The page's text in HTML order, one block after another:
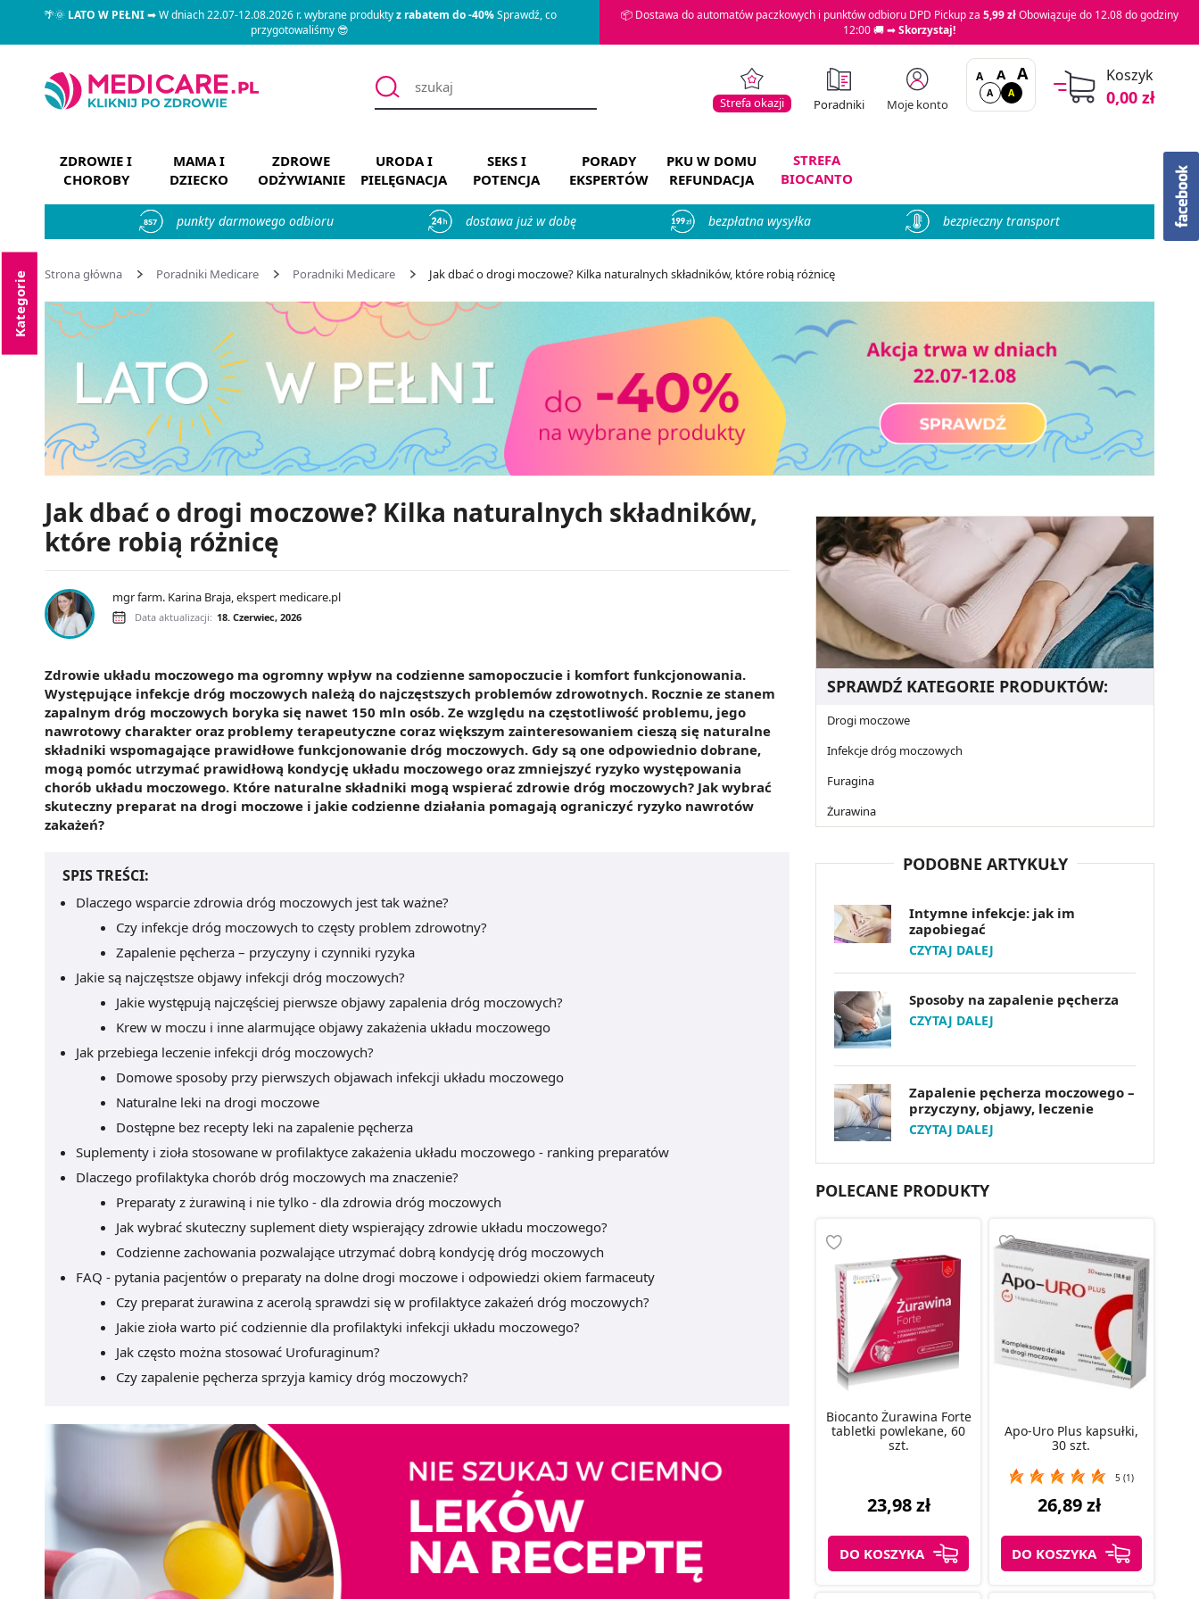
🌴🌞LATO W PEŁNI➡ W dniach 22.07-12.08.2026 r. wybrane produktyz rabatem do -40%Sprawdź, co
przygotowaliśmy 😎
📦 Dostawa do automatów paczkowych i punktów odbioru DPD Pickup za 5,99 złObowiązuje do 12.08 do godziny
12:00 🚚 ➡Skorzystaj!
Strefa okazji Poradniki Moje konto
A A A
A A
Koszyk
0,00 zł
ZDROWIE I
CHOROBY
MAMA I
DZIECKO
ZDROWE
ODŻYWIANIE
URODA I
PIELĘGNACJA
SEKS I
POTENCJA
PORADY
EKSPERTÓW
PKU W DOMU
REFUNDACJA
STREFA
BIOCANTO
857 punkty darmowego odbioru dostawa już w dobę bezpłatna wysyłka bezpieczny transport
Strona główna Poradniki Medicare Poradniki Medicare Jak dbać o drogi moczowe? Kilka naturalnych składników, które robią różnicę
Kategorie
Jak dbać o drogi moczowe? Kilka naturalnych składników,
które robią różnicę
mgr farm. Karina Braja, ekspert medicare.pl
Data aktualizacji: 18. Czerwiec, 2026
Zdrowie układu moczowego ma ogromny wpływ na codzienne samopoczucie i komfort funkcjonowania.
Występujące infekcje dróg moczowych należą do najczęstszych problemów zdrowotnych. Rocznie ze stanem
zapalnym dróg moczowych boryka się nawet 150 mln osób. Ze względu na częstotliwość problemu, jego
nawrotowy charakter oraz problemy terapeutyczne coraz większym zainteresowaniem cieszą się naturalne
składniki wspomagające prawidłowe funkcjonowanie dróg moczowych. Gdy są one odpowiednio dobrane,
mogą pomóc utrzymać prawidłową kondycję układu moczowego oraz zmniejszyć ryzyko występowania
chorób układu moczowego. Które naturalne składniki mogą wspierać zdrowie dróg moczowych? Jak wybrać
skuteczny preparat na drogi moczowe i jakie codzienne działania pomagają ograniczyć ryzyko nawrotów
zakażeń?
SPIS TREŚCI:
Dlaczego wsparcie zdrowia dróg moczowych jest tak ważne?
Czy infekcje dróg moczowych to częsty problem zdrowotny?
Zapalenie pęcherza – przyczyny i czynniki ryzyka
Jakie są najczęstsze objawy infekcji dróg moczowych?
Jakie występują najczęściej pierwsze objawy zapalenia dróg moczowych?
Krew w moczu i inne alarmujące objawy zakażenia układu moczowego
Jak przebiega leczenie infekcji dróg moczowych?
Domowe sposoby przy pierwszych objawach infekcji układu moczowego
Naturalne leki na drogi moczowe
Dostępne bez recepty leki na zapalenie pęcherza
Suplementy i zioła stosowane w profilaktyce zakażenia układu moczowego - ranking preparatów
Dlaczego profilaktyka chorób dróg moczowych ma znaczenie?
Preparaty z żurawiną i nie tylko - dla zdrowia dróg moczowych
Jak wybrać skuteczny suplement diety wspierający zdrowie układu moczowego?
Codzienne zachowania pozwalające utrzymać dobrą kondycję dróg moczowych
FAQ - pytania pacjentów o preparaty na dolne drogi moczowe i odpowiedzi okiem farmaceuty
Czy preparat żurawina z acerolą sprawdzi się w profilaktyce zakażeń dróg moczowych?
Jakie zioła warto pić codziennie dla profilaktyki infekcji układu moczowego?
Jak często można stosować Urofuraginum?
Czy zapalenie pęcherza sprzyja kamicy dróg moczowych?
SPRAWDŹ KATEGORIE PRODUKTÓW:
Drogi moczowe
Infekcje dróg moczowych
Furagina
Żurawina
PODOBNE ARTYKUŁY
Intymne infekcje: jak im
zapobiegać
CZYTAJ DALEJ
Sposoby na zapalenie pęcherza
CZYTAJ DALEJ
Zapalenie pęcherza moczowego –
przyczyny, objawy, leczenie
CZYTAJ DALEJ
POLECANE PRODUKTY
Biocanto Żurawina Forte
tabletki powlekane, 60
szt.
23,98 zł
DO KOSZYKA
Apo-Uro Plus kapsułki,
30 szt.
5 (1)
26,89 zł
DO KOSZYKA